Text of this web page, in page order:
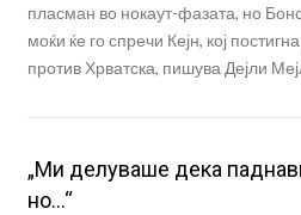
пласман во нокаут-фазата, но
моќи ќе го спречи Кејн, кој
против Хрватска, пишува Дејли
„Ми делуваше дека
но…“